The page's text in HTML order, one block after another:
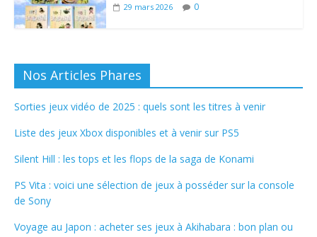
29 mars 2026 0
Nos Articles Phares
Sorties jeux vidéo de 2025 : quels sont les titres à venir
Liste des jeux Xbox disponibles et à venir sur PS5
Silent Hill : les tops et les flops de la saga de Konami
PS Vita : voici une sélection de jeux à posséder sur la console
de Sony
Voyage au Japon : acheter ses jeux à Akihabara : bon plan ou